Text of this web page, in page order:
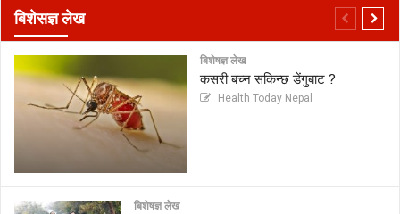
बिशेसज्ञ लेख
बिशेषज्ञ लेख
कसरी बच्न सकिन्छ डेंगुबाट ?
Health Today Nepal
बिशेषज्ञ लेख